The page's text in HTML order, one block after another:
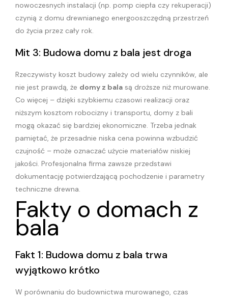
nowoczesnych instalacji (np. pomp ciepła czy rekuperacji)
czynią z domu drewnianego energooszczędną przestrzeń
do życia przez cały rok.
Mit 3: Budowa domu z bala jest droga
Rzeczywisty koszt budowy zależy od wielu czynników, ale
nie jest prawdą, że domy z bala są droższe niż murowane.
Co więcej – dzięki szybkiemu czasowi realizacji oraz
niższym kosztom robocizny i transportu, domy z bali
mogą okazać się bardziej ekonomiczne. Trzeba jednak
pamiętać, że przesadnie niska cena powinna wzbudzić
czujność – może oznaczać użycie materiałów niskiej
jakości. Profesjonalna firma zawsze przedstawi
dokumentację potwierdzającą pochodzenie i parametry
techniczne drewna.
Fakty o domach z
bala
Fakt 1: Budowa domu z bala trwa
wyjątkowo krótko
W porównaniu do budownictwa murowanego, czas